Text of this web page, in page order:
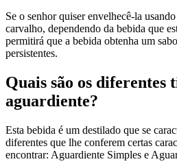
Se o senhor quiser envelhecê-la
carvalho, dependendo da bebida que
permitirá que a bebida obtenha um
persistentes.
Quais são os diferentes
aguardiente?
Esta bebida é um destilado que se
diferentes que lhe conferem certas
encontrar: Aguardiente Simples e